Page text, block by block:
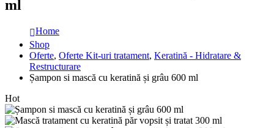
ml
Home
Shop
Oferte, Oferte Kit-uri tratament, Keratină - Hidratare &
Restructurare
Șampon si mască cu keratină și grâu 600 ml
Hot